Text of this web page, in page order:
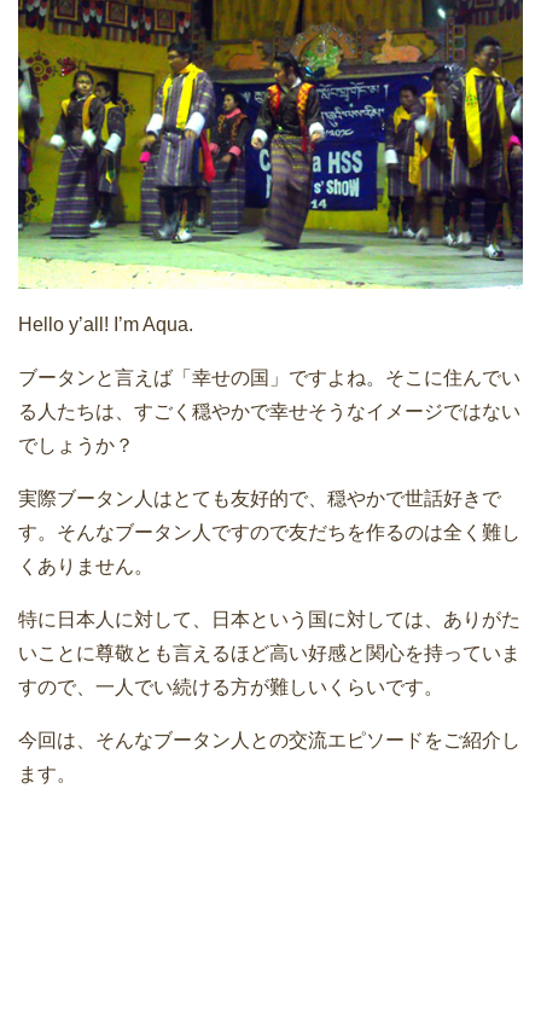
Hello y’all! I’m Aqua.
ブータンと言えば「幸せの国」ですよね。そこに住んでい
る人たちは、すごく穏やかで幸せそうなイメージではない
でしょうか？
実際ブータン人はとても友好的で、穏やかで世話好きで
す。そんなブータン人ですので友だちを作るのは全く難し
くありません。
特に日本人に対して、日本という国に対しては、ありがた
いことに尊敬とも言えるほど高い好感と関心を持っていま
すので、一人でい続ける方が難しいくらいです。
今回は、そんなブータン人との交流エピソードをご紹介し
ます。